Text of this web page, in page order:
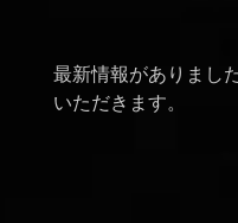
最新情報がありまし
いただきます。